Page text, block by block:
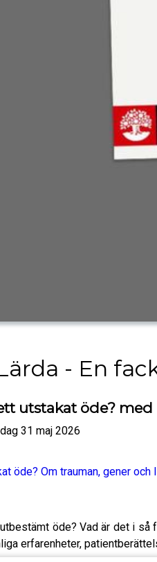
- En
utstakat öde?
31 maj 2026
öde? Om trauman, gener
öde? Vad är det i så
erfarenheter,